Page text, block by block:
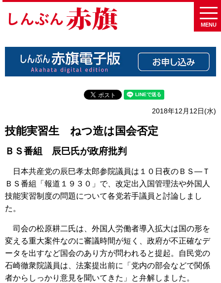
MENU
2018年12月12日(水)
技能実習生 ねつ造は国会否定
ＢＳ番組 辰巳氏が政府批判
日本共産党の辰巳孝太郎参院議員は１０日夜のＢＳ―Ｔ
ＢＳ番組「報道１９３０」で、改定出入国管理法や外国人
技能実習制度の問題について各党若手議員と討論しまし
た。
司会の松原耕二氏は、外国人労働者導入拡大は国の形を
変える重大案件なのに審議時間が短く、政府が不正確なデ
ータを出すなど国会のあり方が問われると提起。自民党の
石崎徹衆院議員は、法案提出前に「党内の部会などで関係
者からしっかり意見を聞いてきた」と弁解しました。